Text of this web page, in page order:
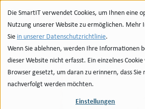
Die SmartIT verwendet Cookies, um Ihnen eine
Nutzung unserer Website zu ermöglichen. Mehr
Sie in unserer Datenschutzrichtlinie.
Wenn Sie ablehnen, werden Ihre Informationen
dieser Website nicht erfasst. Ein einzelnes
Browser gesetzt, um daran zu erinnern, dass Sie
nachverfolgt werden möchten.
Einstellungen
Zur Navigation
zu den Quicklinks
Zur Suche
Zum Inhalt